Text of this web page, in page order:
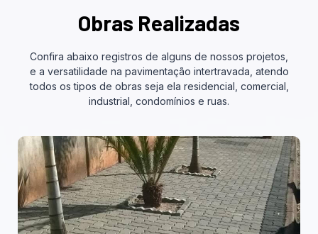
Obras Realizadas
Confira abaixo registros de alguns de nossos projetos,
e a versatilidade na pavimentação intertravada, atendo
todos os tipos de obras seja ela residencial, comercial,
industrial, condomínios e ruas.